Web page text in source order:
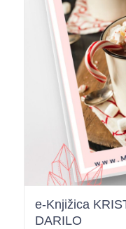
e-Knjižica
DARILO